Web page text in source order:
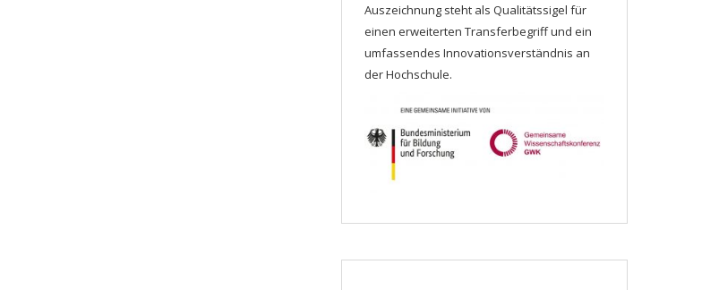
Auszeichnung steht als Qualitätssigel für
einen erweiterten Transferbegriff und ein
umfassendes Innovationsverständnis an
der Hochschule.